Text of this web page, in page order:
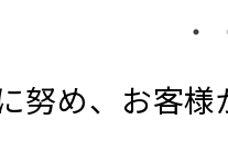
努め、お客様